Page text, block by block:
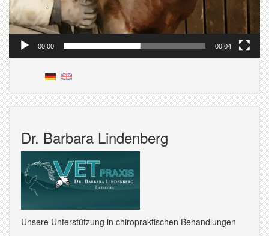
00:00 00:04
Dr. Barbara Lindenberg
Unsere Unterstützung in chiropraktischen Behandlungen